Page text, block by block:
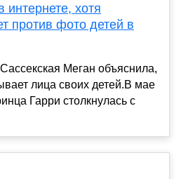
интернете, хотя
против фото детей в
Меган объяснила,
лица своих детей.В мае
Гарри столкнулась с